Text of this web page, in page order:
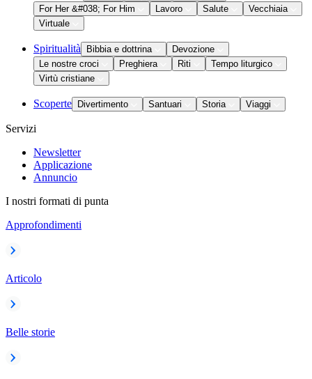
For Her &#038; For Him
Lavoro Salute
Vecchiaia
Virtuale
Spiritualità Bibbia e dottrina
Devozione
Le nostre croci
Preghiera Riti
Tempo liturgico
Virtù cristiane
Scoperte Divertimento Santuari Storia Viaggi
Servizi
Newsletter
Applicazione
Annuncio
I nostri formati di punta
Approfondimenti
Articolo
Belle storie